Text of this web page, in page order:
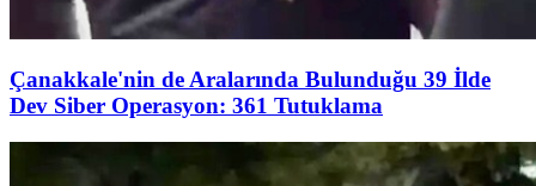
Çanakkale'nin de Aralarında Bulunduğu 39 İlde
Dev Siber Operasyon: 361 Tutuklama